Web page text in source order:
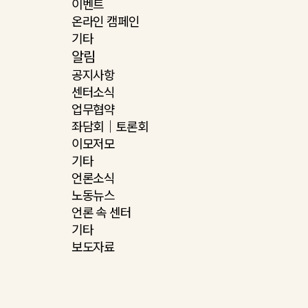
온라인 캠페인
기타
알림
공지사항
센터소식
업무협약
좌담회｜토론회
이모저모
기타
언론소식
노동뉴스
언론 속 센터
기타
보도자료